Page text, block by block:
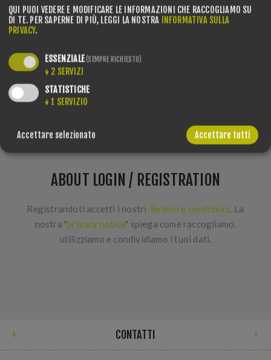
ABOUT LOGIN / REGISTRATION
Registrandoti accetti i nostri Termini e condizioni. La
nostra "privacy notice" spiega come raccogliamo,
utilizziamo e condividiamo i tuoi dati.
CONTATTI
QUI PUOI VEDERE E MODIFICARE LE INFORMAZIONI CHE RACCOGLIAMO SU
DI TE. PER SAPERNE DI PIÙ, LEGGI LA NOSTRA INFORMATIVA SULLA
PRIVACY.
ESSENZIALE(SEMPRE RICHIESTO)
↓ 2 SERVIZI
STATISTICHE
↓ 1 SERVIZIO
Accettare selezionato Accettare tutti